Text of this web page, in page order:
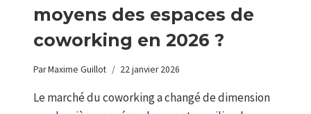
moyens des espaces de
coworking en 2026 ?
ParMaxime Guillot 22 janvier 2026
Le marché du coworking a changé de dimension